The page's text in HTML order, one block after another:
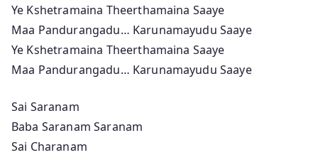
Ye Kshetramaina Theerthamaina Saaye
Maa Pandurangadu… Karunamayudu Saaye
Ye Kshetramaina Theerthamaina Saaye
Maa Pandurangadu… Karunamayudu Saaye
Sai Saranam
Baba Saranam Saranam
Sai Charanam